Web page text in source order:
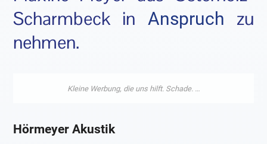
Scharmbeck in Anspruch
zu
nehmen.
Hörmeyer Akustik